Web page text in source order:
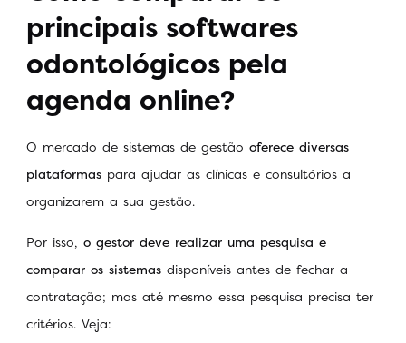
principais softwares
odontológicos pela
agenda online?
O mercado de sistemas de gestão oferece diversas
plataformas para ajudar as clínicas e consultórios a
organizarem a sua gestão.
Por isso, o gestor deve realizar uma pesquisa e
comparar os sistemas disponíveis antes de fechar a
contratação; mas até mesmo essa pesquisa precisa ter
critérios. Veja: